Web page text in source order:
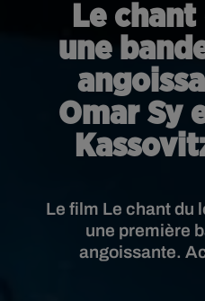
Le
une
Omar Sy
Le film Le chant du
une première
angoissante.